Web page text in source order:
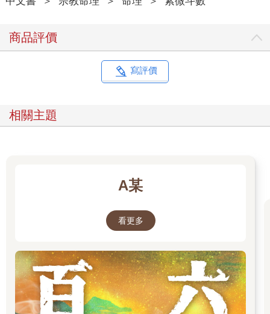
商品評價
寫評價
相關主題
A某
看更多